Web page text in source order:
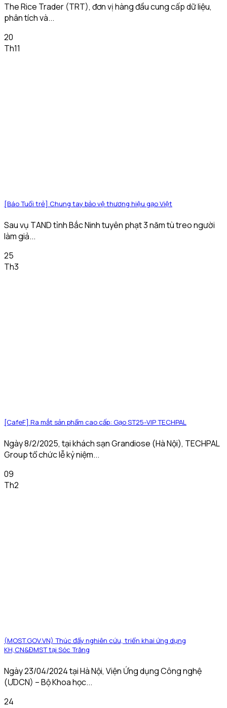
The Rice Trader (TRT), đơn vị hàng đầu cung cấp dữ liệu,
phân tích và...
20
Th11
[Báo Tuổi trẻ] Chung tay bảo vệ thương hiệu gạo Việt
Sau vụ TAND tỉnh Bắc Ninh tuyên phạt 3 năm tù treo người
làm giả...
25
Th3
[CafeF] Ra mắt sản phẩm cao cấp: Gạo ST25-VIP TECHPAL
Ngày 8/2/2025, tại khách sạn Grandiose (Hà Nội), TECHPAL
Group tổ chức lễ kỷ niệm...
09
Th2
(MOST.GOV.VN) Thúc đẩy nghiên cứu, triển khai ứng dụng
KH,CN&ĐMST tại Sóc Trăng
Ngày 23/04/2024 tại Hà Nội, Viện Ứng dụng Công nghệ
(ƯDCN) – Bộ Khoa học...
24